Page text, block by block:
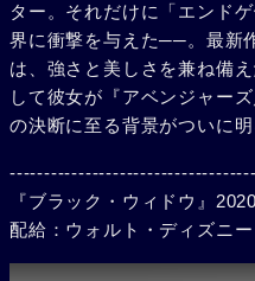
ター。それだけに「エンド
界に衝撃を与えた──。最新
は、強さと美しさを兼ね備
して彼女が『アベンジャー
の決断に至る背景がついに明
『ブラック・ウィドウ』
配給：ウォルト・ディズニ